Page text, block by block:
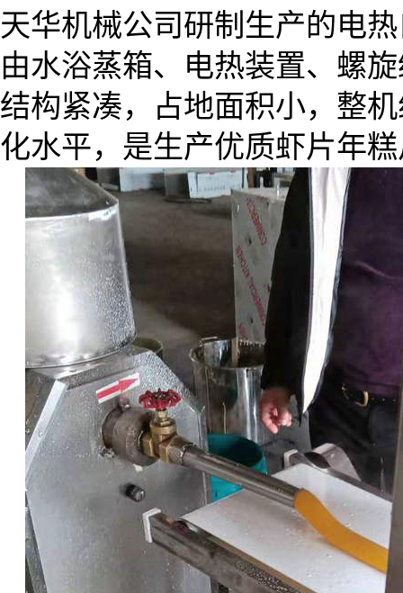
天华机械公司研制生产的电
由水浴蒸箱、电热装置、螺
结构紧凑，占地面积小，整
化水平，是生产优质虾片年